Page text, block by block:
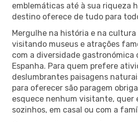
emblemáticas até à sua riqueza
destino oferece de tudo para
Mergulhe na história e na
visitando museus e atrações
com a diversidade gastronómica
Espanha. Para quem prefere
deslumbrantes paisagens
para oferecer são paragem
esquece nenhum visitante, quer
sozinhos, em casal ou com a